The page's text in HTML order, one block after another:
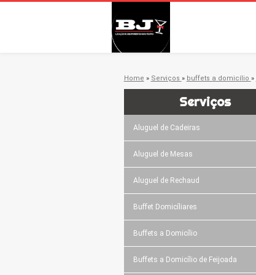
Home » Serviços » buffets a domicílio »
Serviços
Aluguel de Cadeiras
Aluguel de Mesas
Aluguel de Rechaud
Buffet Domicíliares
Buffets a Domicílio
Buffets a Domicílio de Feijoada